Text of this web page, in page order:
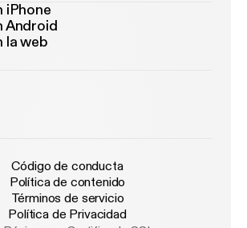
iPhone
Android
la web
Código de conducta
Política de contenido
Términos de servicio
Política de Privacidad